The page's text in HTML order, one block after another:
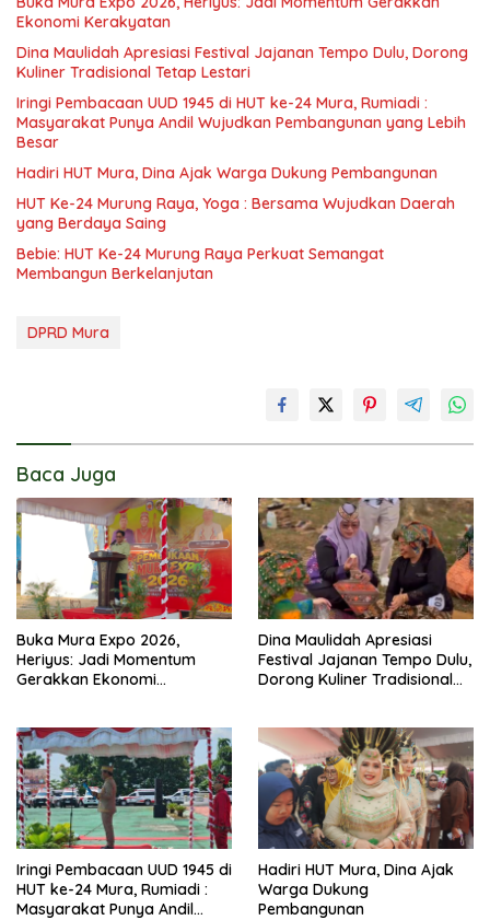
Ekonomi Kerakyatan
Dina Maulidah Apresiasi Festival Jajanan Tempo Dulu, Dorong
Kuliner Tradisional Tetap Lestari
Iringi Pembacaan UUD 1945 di HUT ke-24 Mura, Rumiadi :
Masyarakat Punya Andil Wujudkan Pembangunan yang Lebih
Besar
Hadiri HUT Mura, Dina Ajak Warga Dukung Pembangunan
HUT Ke-24 Murung Raya, Yoga : Bersama Wujudkan Daerah
yang Berdaya Saing
Bebie: HUT Ke-24 Murung Raya Perkuat Semangat
Membangun Berkelanjutan
DPRD Mura
Baca Juga
Buka Mura Expo 2026,
Heriyus: Jadi Momentum
Gerakkan Ekonomi
Dina Maulidah Apresiasi
Festival Jajanan Tempo Dulu,
Dorong Kuliner Tradisional
Iringi Pembacaan UUD 1945 di
HUT ke-24 Mura, Rumiadi :
Masyarakat Punya Andil
Hadiri HUT Mura, Dina Ajak
Warga Dukung
Pembangunan